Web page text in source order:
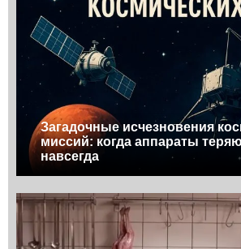
Загадочные исчезновения
миссий: когда аппараты
навсегда